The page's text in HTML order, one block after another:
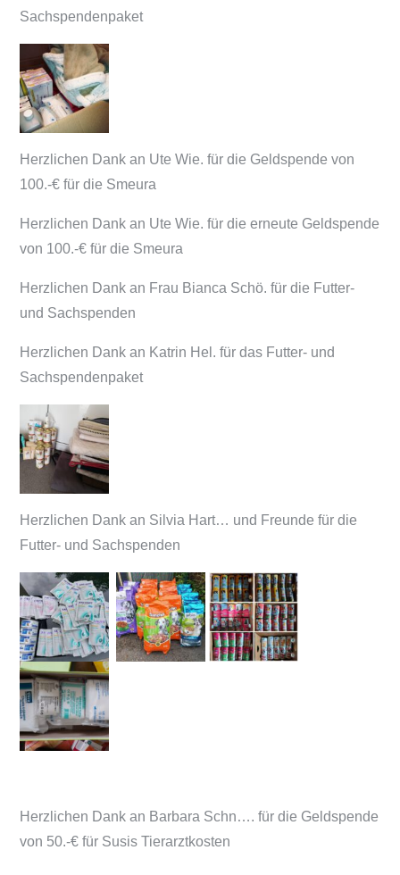
Sachspendenpaket
Herzlichen Dank an Ute Wie. für die Geldspende von
100.-€ für die Smeura
Herzlichen Dank an Ute Wie. für die erneute Geldspende
von 100.-€ für die Smeura
Herzlichen Dank an Frau Bianca Schö. für die Futter-
und Sachspenden
Herzlichen Dank an Katrin Hel. für das Futter- und
Sachspendenpaket
Herzlichen Dank an Silvia Hart… und Freunde für die
Futter- und Sachspenden
Herzlichen Dank an Barbara Schn…. für die Geldspende
von 50.-€ für Susis Tierarztkosten